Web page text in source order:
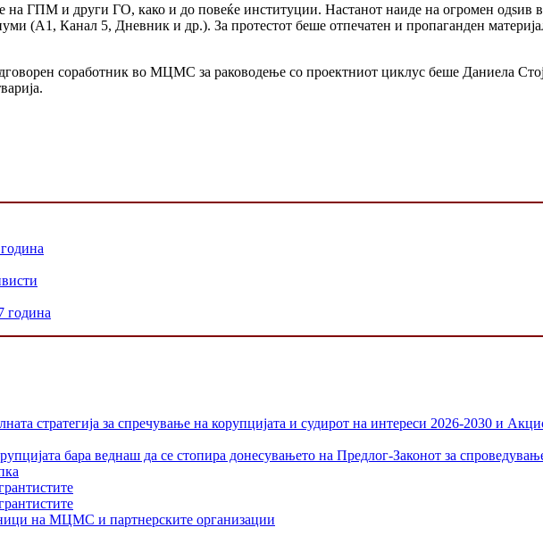
ГПМ и други ГО, како и до повеќе институции. Настанот наиде на огромен одѕив
(А1, Канал 5, Дневник и др.). За протестот беше отпечатен и пропаганден
соработник во МЦМС за раководење со проектниот циклус беше Даниела
година
стратегија за спречување на корупцијата и судирот на интереси 2026-2030 и
бара веднаш да се стопира донесувањето на Предлог-Законот за
на МЦМС и партнерските организации